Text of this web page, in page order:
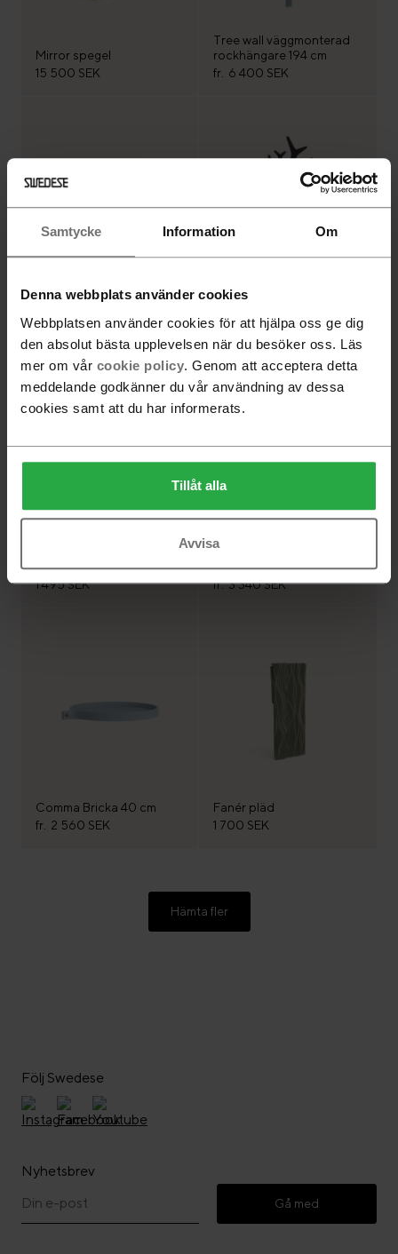
Samtycke Information Om
Denna webbplats använder cookies
Webbplatsen använder cookies för att hjälpa oss ge dig
den absolut bästa upplevelsen när du besöker oss. Läs
mer om vår cookie policy. Genom att acceptera detta
meddelande godkänner du vår användning av dessa
cookies samt att du har informerats.
Tillåt alla
Avvisa
Mirror spegel
15 500 SEK
Tree wall väggmonterad
rockhängare 194 cm
fr. 6 400 SEK
17 200 SEK
Tree wall väggmonterad
fr. 5 200 SEK
Förkläde
1 495 SEK
Comma Spegel rund 40
cm
fr. 3 340 SEK
Comma Bricka 40 cm
fr. 2 560 SEK
Fanér pläd
1 700 SEK
Hämta fler
Följ Swedese
Nyhetsbrev
Gå med